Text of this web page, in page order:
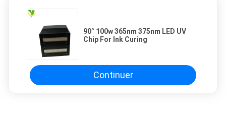
90° 100w 365nm 375nm LED UV
Chip For Ink Curing
Continuer